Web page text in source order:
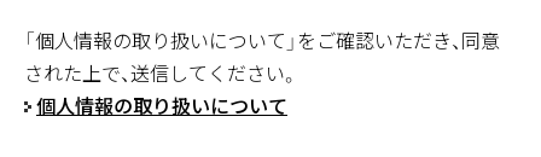
「個人情報の取り扱いについて」をご確認いただき、同意
された上で、送信してください。
個人情報の取り扱いについて